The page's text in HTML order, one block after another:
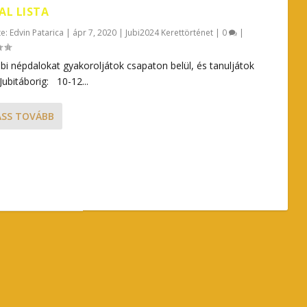
LISTA
Edvin Patarica | ápr 7, 2020 | Jubi2024 Kerettörténet | 0 |
népdalokat gyakoroljátok csapaton belül, és tanuljátok
10-12...
TOVÁBB